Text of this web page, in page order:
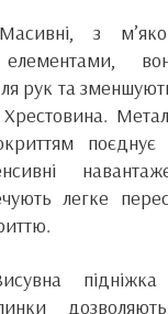
Масивні, з
рук та
поєднує
легке